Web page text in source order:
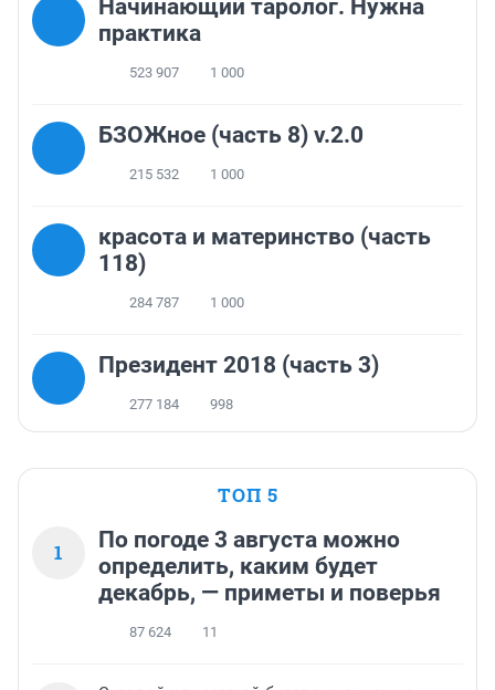
Начинающий таролог. Нужна
практика
523 907 1 000
БЗОЖное (часть 8) v.2.0
215 532 1 000
красота и материнство (часть
118)
284 787 1 000
Президент 2018 (часть 3)
277 184 998
ТОП 5
1
По погоде 3 августа можно
определить, каким будет
декабрь, — приметы и поверья
87 624 11